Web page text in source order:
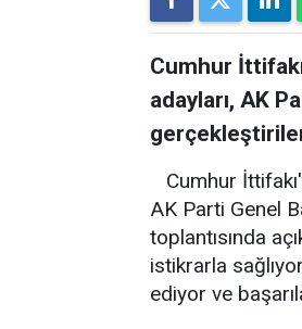
Cumhur
adayları, AK
Cumhur
AK Parti Genel
toplantısında
istikrarla
ediyor ve